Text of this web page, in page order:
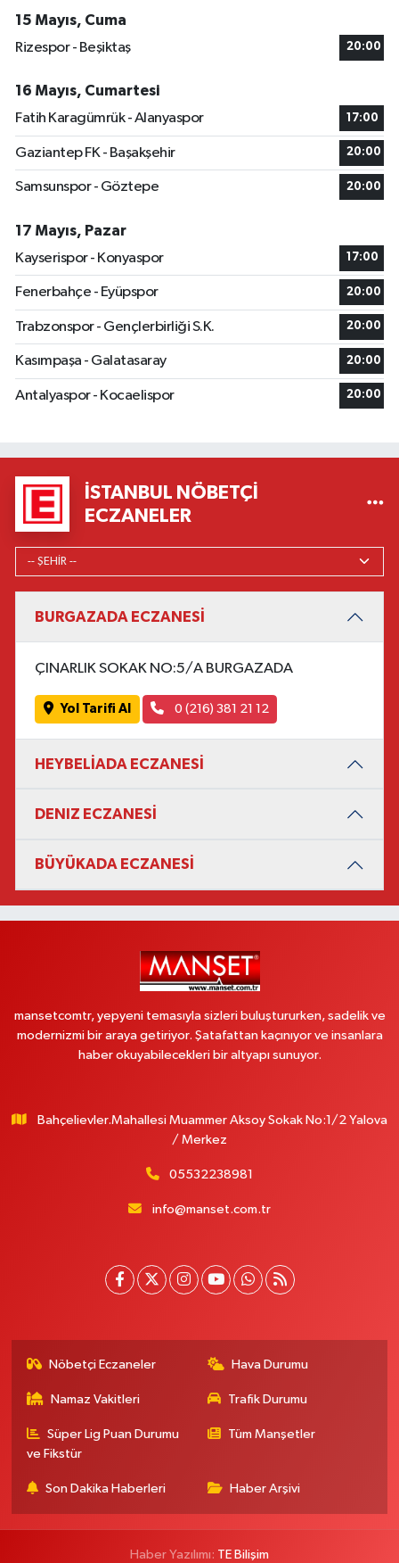
15 Mayıs, Cuma
Rizespor - Beşiktaş
20:00
16 Mayıs, Cumartesi
Fatih Karagümrük - Alanyaspor
17:00
Gaziantep FK - Başakşehir 20:00
Samsunspor - Göztepe 20:00
17 Mayıs, Pazar
Kayserispor - Konyaspor
17:00
Fenerbahçe - Eyüpspor 20:00
Trabzonspor - Gençlerbirliği S.K. 20:00
Kasımpaşa - Galatasaray 20:00
Antalyaspor - Kocaelispor 20:00
İSTANBUL NÖBETÇI
ECZANELER
BURGAZADA ECZANESİ
ÇINARLIK SOKAK NO:5/A BURGAZADA
Yol Tarifi Al 0 (216) 381 21 12
HEYBELİADA ECZANESİ
DENIZ ECZANESİ
BÜYÜKADA ECZANESİ
mansetcomtr, yepyeni temasıyla sizleri buluştururken, sadelik ve
modernizmi bir araya getiriyor. Şatafattan kaçınıyor ve insanlara
haber okuyabilecekleri bir altyapı sunuyor.
Bahçelievler.Mahallesi Muammer Aksoy Sokak No:1/2 Yalova
/ Merkez
05532238981
info@manset.com.tr
Nöbetçi Eczaneler Hava Durumu
Namaz Vakitleri Trafik Durumu
Süper Lig Puan Durumu
ve Fikstür
Tüm Manşetler
Son Dakika Haberleri Haber Arşivi
Haber Yazılımı: TE Bilişim